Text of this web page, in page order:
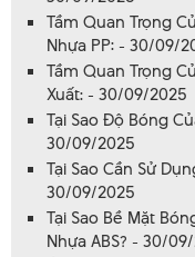
Tầm Quan Trọng
Nhựa PP: - 30/09/
Tầm Quan Trọng
Xuất: - 30/09/2025
Tại Sao Độ Bóng
30/09/2025
Tại Sao Cần Sử
30/09/2025
Tại Sao Bề Mặt
Nhựa ABS? - 30/